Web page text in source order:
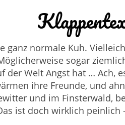
ganz normale Kuh.
sogar
der Welt Angst hat … Ach,
ihre Freunde, und
und im Finsterwald,
ist doch wirklich peinlich